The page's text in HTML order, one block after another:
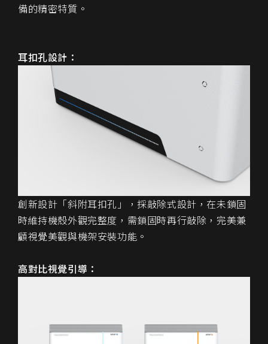
備的精密特質。
耳扣孔設計：
創新設計「斜附耳扣孔」，採敲除式設計，在未鎖固
時維持機殼外觀完整度，需鎖固時再行敲除，完美兼
顧視覺美觀與機架安裝功能。
高對比視覺引導：